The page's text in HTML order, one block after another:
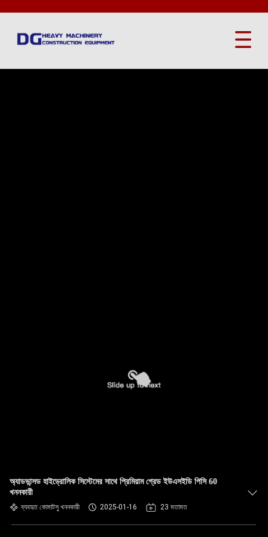
অ্যাডভান্সড হাইড্রোলিক সিস্টেমের সাথে প্রিমিয়াম গ্রেড ইউএসইডি পিসি 60
খননকারী
ব্যবহৃত কোমাটসু খননকারী 2025-01-16 23 মতামত